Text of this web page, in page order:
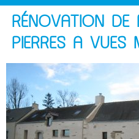
RÉNOVATION DE
PIERRES À VUES